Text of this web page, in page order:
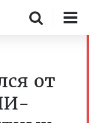
от